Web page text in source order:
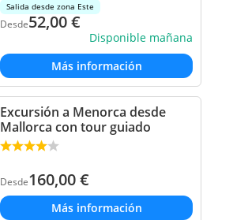
Salida desde zona Este
Desde52,00€
Disponible mañana
Más información
Excursión a Menorca desde
Mallorca con tour guiado
Desde160,00€
Más información